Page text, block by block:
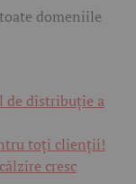
domeniile
de distribuție a
toți clienții!
cresc